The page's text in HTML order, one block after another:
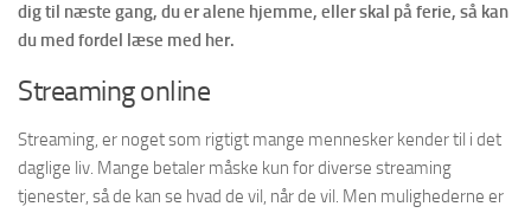
dig til næste gang, du er alene hjemme, eller skal på ferie, så kan
du med fordel læse med her.
Streaming online
Streaming, er noget som rigtigt mange mennesker kender til i det
daglige liv. Mange betaler måske kun for diverse streaming
tjenester, så de kan se hvad de vil, når de vil. Men mulighederne er